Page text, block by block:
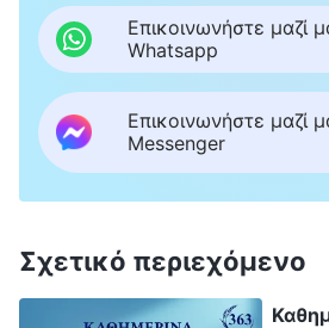
Επικοινωνήστε μαζί
Whatsapp
Επικοινωνήστε μαζί
Messenger
Σχετικό περιεχόμενο